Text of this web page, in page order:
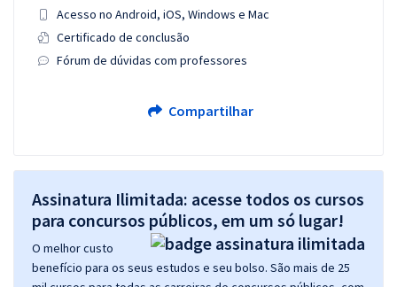
Acesso no Android, iOS, Windows e Mac
Certificado de conclusão
Fórum de dúvidas com professores
Compartilhar
Assinatura Ilimitada: acesse todos os cursos
para concursos públicos, em um só lugar!
O melhor custo
benefício para os seus estudos e seu bolso. São mais de 25